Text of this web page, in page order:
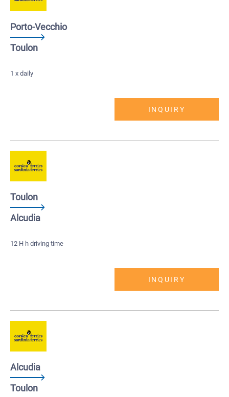
Porto-Vecchio
Toulon
1 x daily
INQUIRY
Toulon
Alcudia
12 H h driving time
INQUIRY
Alcudia
Toulon